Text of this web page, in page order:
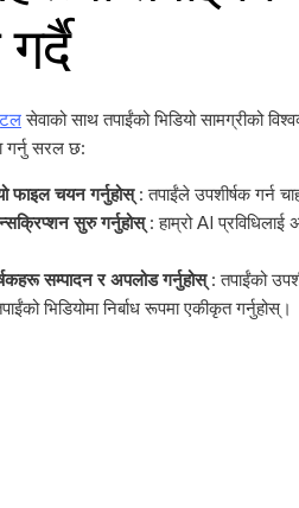
सेवाको साथ तपाईंको भिडियो सामग्रीको
गर्नु सरल छ:
फाइल चयन गर्नुहोस्: तपाईंले उपशीर्षक गर्न
सुरु गर्नुहोस्: हाम्रो AI प्रविधिलाई
सम्पादन र अपलोड गर्नुहोस्: तपाईंको
भिडियोमा निर्बाध रूपमा एकीकृत गर्नुहोस्।